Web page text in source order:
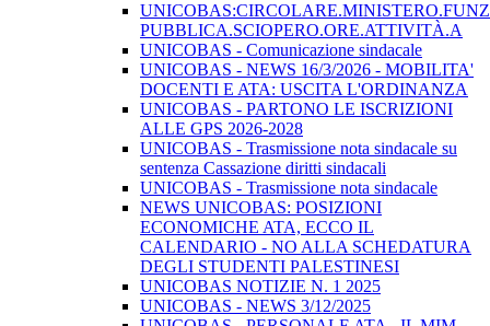
PUBBLICA.SCIOPERO.ORE.ATTIVITÀ.A
UNICOBAS - Comunicazione sindacale
UNICOBAS - NEWS 16/3/2026 - MOBILITA'
DOCENTI E ATA: USCITA L'ORDINANZA
UNICOBAS - PARTONO LE ISCRIZIONI
ALLE GPS 2026-2028
UNICOBAS - Trasmissione nota sindacale su
sentenza Cassazione diritti sindacali
UNICOBAS - Trasmissione nota sindacale
NEWS UNICOBAS: POSIZIONI
ECONOMICHE ATA, ECCO IL
CALENDARIO - NO ALLA SCHEDATURA
DEGLI STUDENTI PALESTINESI
UNICOBAS NOTIZIE N. 1 2025
UNICOBAS - NEWS 3/12/2025